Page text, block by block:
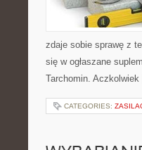
zdaje sobie sprawę z
się w ogłaszane
Tarchomin.
CATEGORIES: